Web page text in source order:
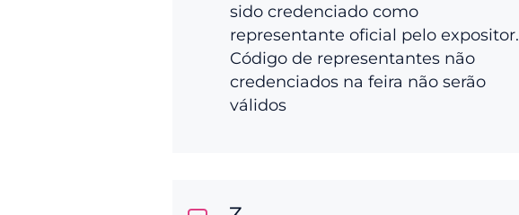
sido credenciado como
representante oficial pelo expositor.
Código de representantes não
credenciados na feira não serão
válidos